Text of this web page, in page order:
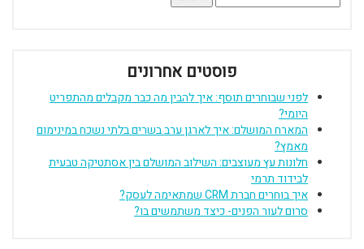
פוסטים אחרונים
לפני שבוחרים תוסף: איך להבין מה כבר מקבלים מהתפריט
היומי?
המארח המושלם: איך לארגן ערב בשרים בלתי נשכח במינימום
מאמץ?
חלונות עץ מעוצבים: השילוב המושלם בין אסתטיקה טבעית
לבידוד תרמי
איך בוחרים חברת CRM שמתאימה לעסק?
סרום לעור הפנים- כיצד משתמשים בו?